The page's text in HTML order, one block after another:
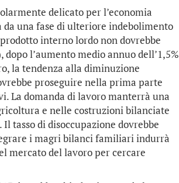
delicato per l’economia
da una fase di ulteriore indebolimento
interno lordo non dovrebbe
l’aumento medio annuo dell’1,5%
la tendenza alla diminuzione
proseguire nella prima parte
La domanda di lavoro manterrà una
e nelle costruzioni bilanciate
tasso di disoccupazione dovrebbe
i magri bilanci familiari indurrà
mercato del lavoro per cercare